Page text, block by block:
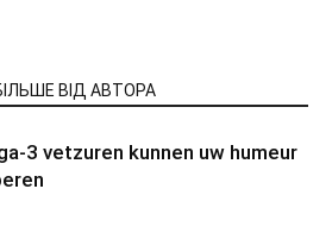
ВІД АВТОРА
3 vetzuren kunnen uw humeur